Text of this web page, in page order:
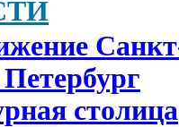
столица